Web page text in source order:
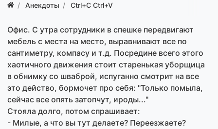
Анекдоты Ctrl+C Ctrl+V
Офис. С утра сотрудники в спешке передвигают
мебель с места на место, выравнивают все по
сантиметру, компасу и т.д. Посредине всего этого
хаотичного движения стоит старенькая уборщица
в обнимку со шваброй, испуганно смотрит на все
это действо, бормочет про себя: "Только помыла,
сейчас все опять затопчут, ироды..."
Стояла долго, потом спрашивает:
- Милые, а что вы тут делаете? Переезжаете?